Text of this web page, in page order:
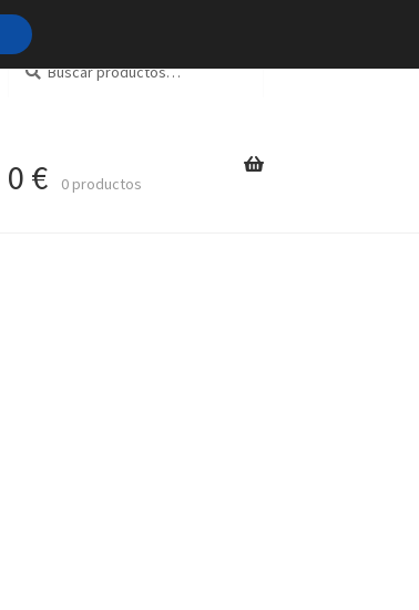
Buscar
por:
Buscar
0 € 0 productos